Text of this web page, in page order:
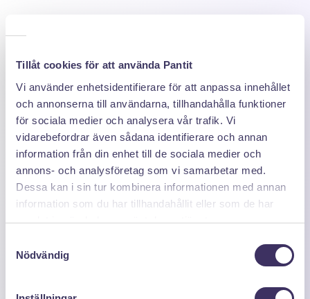
Tillåt cookies för att använda Pantit
Vi använder enhetsidentifierare för att anpassa innehållet
och annonserna till användarna, tillhandahålla funktioner
för sociala medier och analysera vår trafik. Vi
vidarebefordrar även sådana identifierare och annan
information från din enhet till de sociala medier och
annons- och analysföretag som vi samarbetar med.
Dessa kan i sin tur kombinera informationen med annan
information som du har tillhandahållit eller som de har
samlat in när du har använt deras tjänster.
Nödvändig